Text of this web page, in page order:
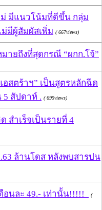
ม่ มีแนวโน้มที่ดีขึ้น กลุ่ม
ม่มีผู้สัมผัสเพิ่ม ( 667views)
ายถึงที่สุดกรณี “ผกก.โจ้”
สตร้าฯ” เป็นสูตรหลักฉีด
5 สัปดาห์ . ( 695views)
สำเร็จเป็นรายที่ 4
ล้านโดส หลังพบสารปน
อนละ 49.- เท่านั้น!!!!!
(